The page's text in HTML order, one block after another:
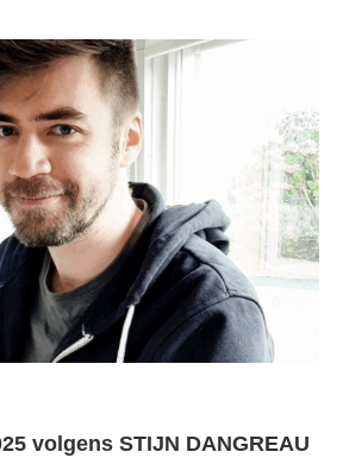
volgens STIJN DANGREAU